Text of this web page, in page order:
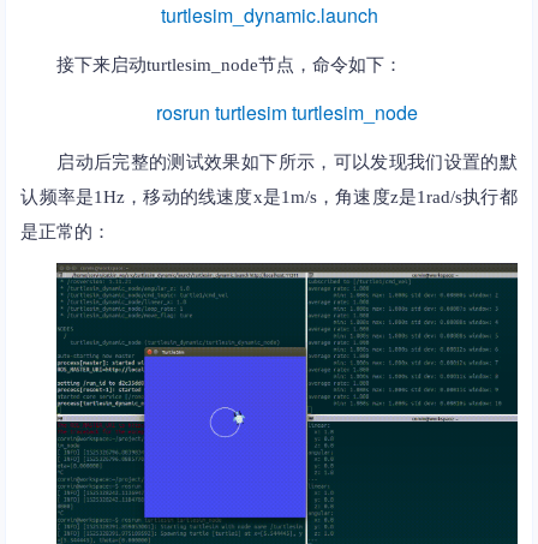
turtlesim_dynamic.launch
接下来启动turtlesim_node节点，命令如下：
rosrun turtlesim turtlesim_node
启动后完整的测试效果如下所示，可以发现我们设置的默
认频率是1Hz，移动的线速度x是1m/s，角速度z是1rad/s执行都
是正常的：